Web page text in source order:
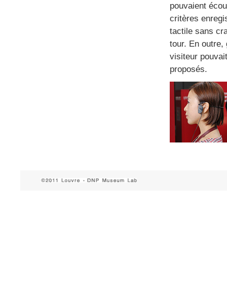
pouvaient
critères
tactile sans
tour. En outre,
visiteur
proposés.